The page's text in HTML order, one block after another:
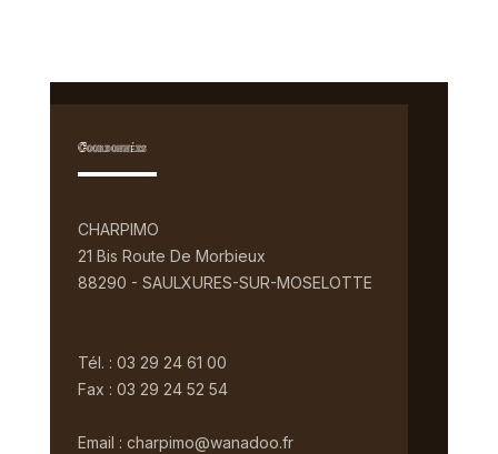
Coordonnées
CHARPIMO
21 Bis Route De Morbieux
88290 - SAULXURES-SUR-MOSELOTTE
Tél. : 03 29 24 61 00
Fax : 03 29 24 52 54
Email : charpimo@wanadoo.fr